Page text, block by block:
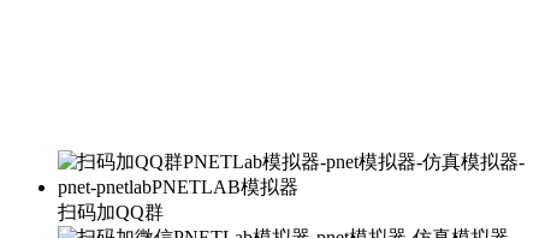
扫码加QQ群